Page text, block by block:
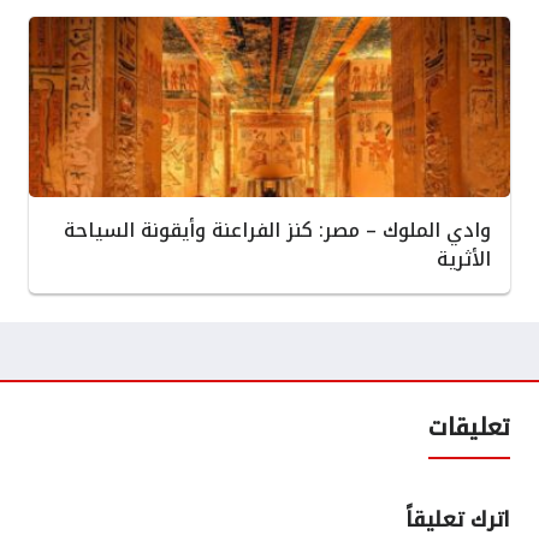
وادي الملوك – مصر: كنز الفراعنة وأيقونة السياحة
الأثرية
تعليقات
اترك تعليقاً